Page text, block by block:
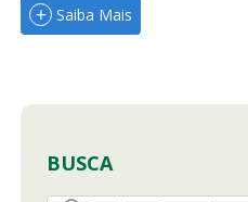
Saiba Mais
BUSCA